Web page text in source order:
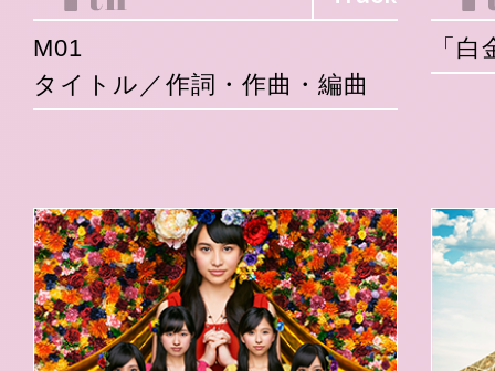
M01
タイトル／作詞・作曲・編曲
「